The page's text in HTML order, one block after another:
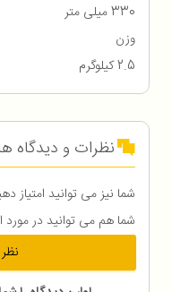
330 میلی متر
وزن
2.5 کیلوگرم
نظرات و دیدگاه
شما نیز می توانید امتیاز
شما هم می توانید در